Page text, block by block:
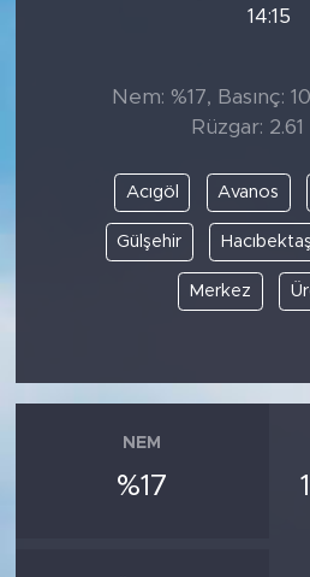
14:15
Nem: %17, Basınç:
Rüzgar:
Acıgöl Avanos
Gülşehir Hacıbektaş
Merkez
NEM
%17